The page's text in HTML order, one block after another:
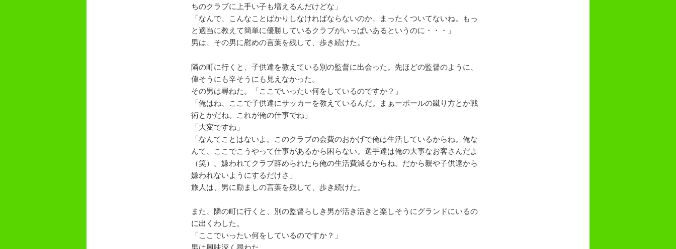
ちのクラブに上手い子も増えるんだけどな」
「なんで、こんなことばかりしなければならないのか、まったくついてないね。もっ
と適当に教えて簡単に優勝しているクラブがいっぱいあるというのに・・・」
男は、その男に慰めの言葉を残して、歩き続けた。
隣の町に行くと、子供達を教えている別の監督に出会った。先ほどの監督のように、
偉そうにも辛そうにも見えなかった。
その男は尋ねた。「ここでいったい何をしているのですか？」
「俺はね、ここで子供達にサッカーを教えているんだ。まぁーボールの蹴り方とか戦
術とかだね。これが俺の仕事でね」
「大変ですね」
「なんてことはないよ。このクラブの会費のおかげで俺は生活しているからね。俺な
んて、ここでこうやって仕事があるから困らない。選手達は俺の大事なお客さんだよ
（笑）。嫌われてクラブ辞められたら俺の生活費減るからね。だから親や子供達から
嫌われないようにするだけさ」
旅人は、男に励ましの言葉を残して、歩き続けた。
また、隣の町に行くと、別の監督らしき男が活き活きと楽しそうにグランドにいるの
に出くわした。
「ここでいったい何をしているのですか？」
男は興味深く尋ねた。